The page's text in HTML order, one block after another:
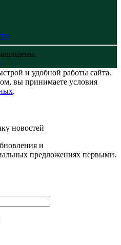
и удобной работы сайта.
вы принимаете условия
.
новостей
и
предложениях первыми.